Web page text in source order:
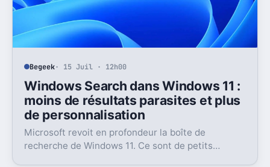
Begeek· 15 Juil · 12h00
Windows Search dans Windows 11 :
moins de résultats parasites et plus
de personnalisation
Microsoft revoit en profondeur la boîte de
recherche de Windows 11. Ce sont de petits